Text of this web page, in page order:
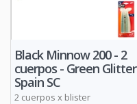
Black Minnow 200 - 2
cuerpos - Green Glitter
Spain SC
2 cuerpos x blister